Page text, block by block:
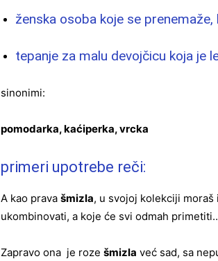
ženska osoba koje se prenemaže,
tepanje za malu devojčicu koja je
sinonimi:
pomodarka, kaćiperka, vrcka
primeri upotrebe reči:
A kao prava šmizla, u svojoj kolekciji
ukombinovati, a koje će svi odmah
Zapravo ona je roze šmizla već sad, sa